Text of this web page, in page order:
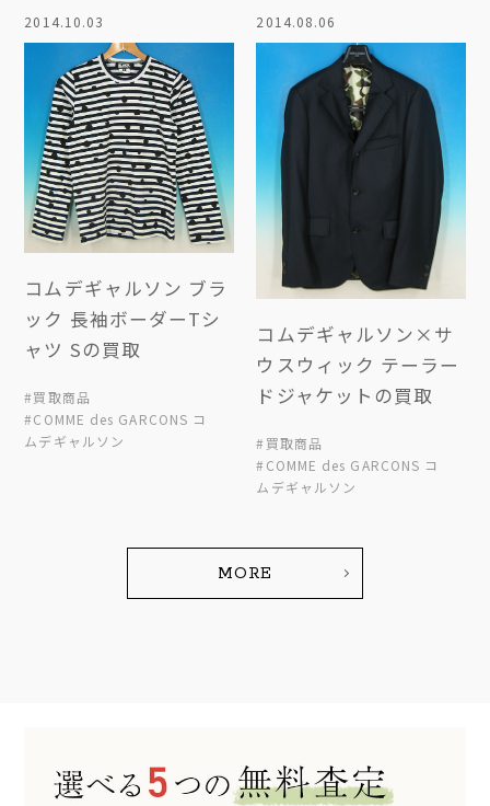
2014.10.03
コムデギャルソン ブラ
ック 長袖ボーダーTシ
ャツ Sの買取
#買取商品
#COMME des GARCONS コ
ムデギャルソン
2014.08.06
コムデギャルソン×サ
ウスウィック テーラー
ドジャケットの買取
#買取商品
#COMME des GARCONS コ
ムデギャルソン
MORE